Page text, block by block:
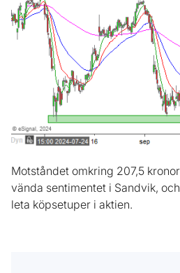
Motståndet omkring 207,5
vända sentimentet i Sandvik,
leta köpsetuper i aktien.